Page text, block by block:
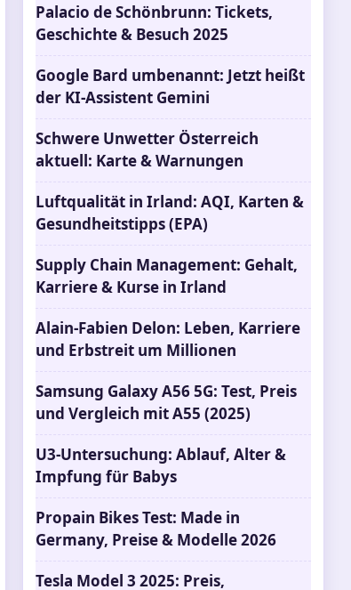
Palacio de Schönbrunn: Tickets,
Geschichte & Besuch 2025
Google Bard umbenannt: Jetzt heißt
der KI-Assistent Gemini
Schwere Unwetter Österreich
aktuell: Karte & Warnungen
Luftqualität in Irland: AQI, Karten &
Gesundheitstipps (EPA)
Supply Chain Management: Gehalt,
Karriere & Kurse in Irland
Alain-Fabien Delon: Leben, Karriere
und Erbstreit um Millionen
Samsung Galaxy A56 5G: Test, Preis
und Vergleich mit A55 (2025)
U3-Untersuchung: Ablauf, Alter &
Impfung für Babys
Propain Bikes Test: Made in
Germany, Preise & Modelle 2026
Tesla Model 3 2025: Preis,